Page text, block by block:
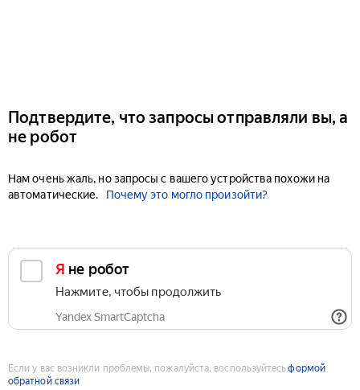
Подтвердите, что запросы отправляли вы, а
не робот
Нам очень жаль, но запросы с вашего устройства похожи на
автоматические.
Почему это могло произойти?
Я не робот
Нажмите, чтобы продолжить
Yandex SmartCaptcha
Если у вас возникли проблемы, пожалуйста, воспользуйтесьформой
обратной связи